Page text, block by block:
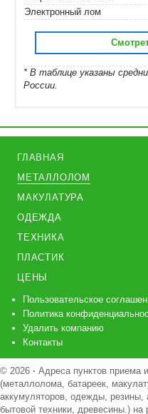
Электронный лом
* В таблице указаны
России.
ГЛАВНАЯ
МЕТАЛЛОЛОМ
МАКУЛАТУРА
ОДЕЖДА
ТЕХНИКА
ПЛАСТИК
ЦЕНЫ
Пользовательское
Политика
Удалить компанию
Контакты
© 2026 · Адреса пунктов приема
(металлолома, батареек,
аккумуляторов, одежды, резины,
бытовой техники, древесины.)